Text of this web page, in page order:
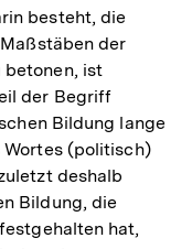
besteht, die
der
betonen, ist
der Begriff
Bildung lange
Wortes (politisch)
deshalb
Bildung, die
hat,